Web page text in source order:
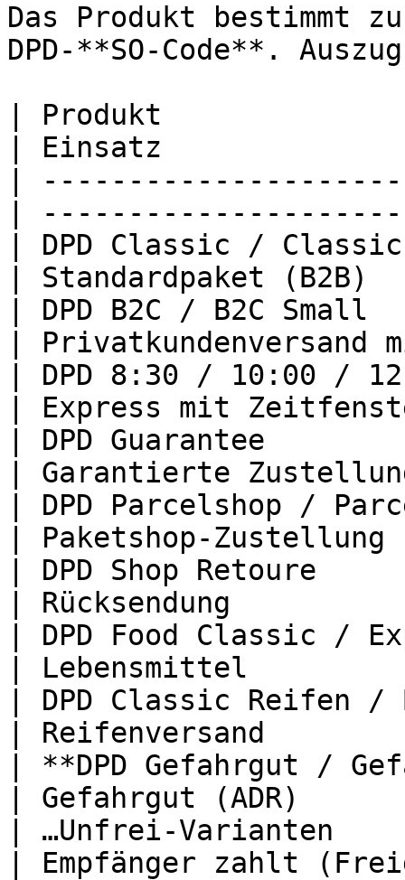
Das Produkt bestimmt
DPD-**SO-Code**.
| Produkt
| Einsatz
|
|
| DPD Classic /
| Standardpaket
| DPD B2C / B2C Small
|
| DPD 8:30 / 10:00 /
| Express mit
| DPD Guarantee
| Garantierte
| DPD Parcelshop /
| Paketshop-
| DPD Shop Retoure
| Rücksendung
| DPD Food Classic /
| Lebensmittel
| DPD Classic Reifen /
| Reifenversand
| **DPD Gefahrgut /
| Gefahrgut (ADR)
| …Unfrei-Varianten
| Empfänger zahlt